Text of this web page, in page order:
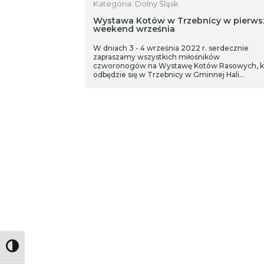
Toggle High Contrast
Kategoria: Dolny Śląsk
Wystawa Kotów w Trzebnicy w
weekend września
W dniach 3 - 4 września 2022 r. serdecznie
zapraszamy wszystkich miłośników
czworonogów na Wystawę Kotów Rasowych,
odbędzie się w Trzebnicy w Gminnej Hali